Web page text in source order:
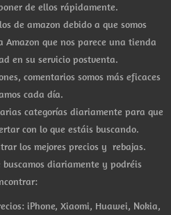
de ellos rápidamente.
de amazon debido a que somos
que nos parece una tienda
en su servicio postventa.
comentarios somos más eficaces
cada día.
categorías diariamente para que
con lo que estáis buscando.
los mejores precios y rebajas.
buscamos diariamente y podréis
iPhone, Xiaomi, Huawei, Nokia,